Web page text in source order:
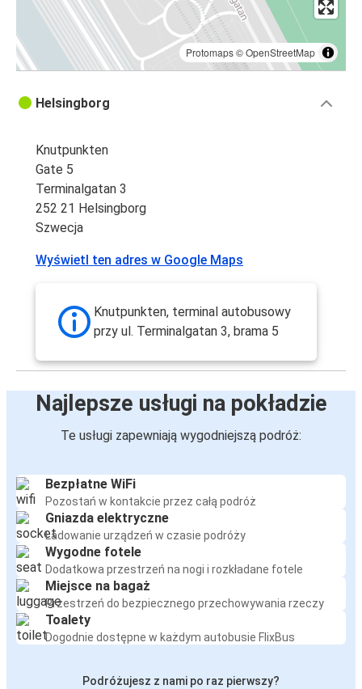
Protomaps©OpenStreetMap
Helsingborg
Knutpunkten
Gate 5
Terminalgatan 3
252 21 Helsingborg
Szwecja
Wyświetl ten adres w Google Maps
Knutpunkten, terminal autobusowy
przy ul. Terminalgatan 3, brama 5
Najlepsze usługi na pokładzie
Te usługi zapewniają wygodniejszą podróż:
Bezpłatne WiFi
Pozostań w kontakcie przez całą podróż
Gniazda elektryczne
Ładowanie urządzeń w czasie podróży
Wygodne fotele
Dodatkowa przestrzeń na nogi i rozkładane fotele
Miejsce na bagaż
Przestrzeń do bezpiecznego przechowywania rzeczy
Toalety
Dogodnie dostępne w każdym autobusie FlixBus
Podróżujesz z nami po raz pierwszy?